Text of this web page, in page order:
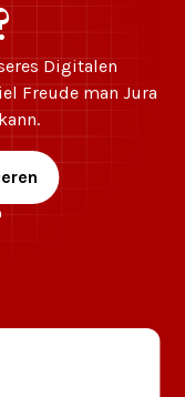
Digitalen
Freude man Jura